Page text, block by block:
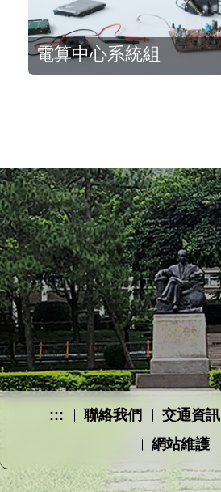
電算中心系統組
::: 聯絡我們 交通資訊
網站維護